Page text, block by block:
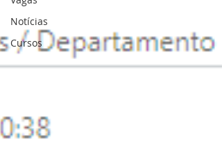
Notícias
Cursos